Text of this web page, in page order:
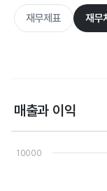
재무제표 재무
매출과 이익
Chart
View as data
The chart has 2 Y
10000